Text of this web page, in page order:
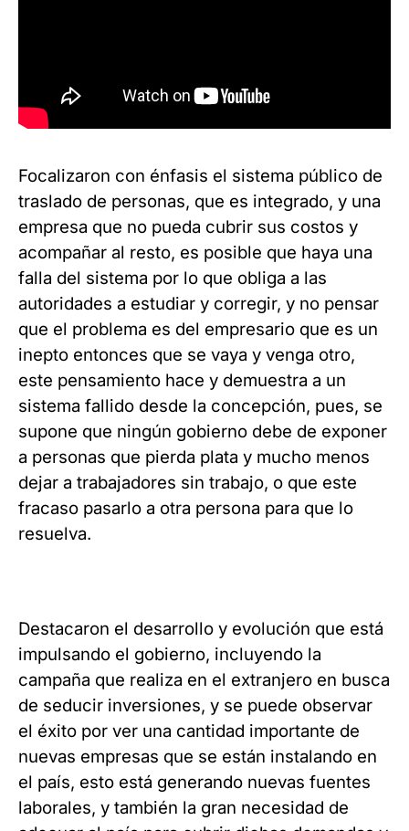
Focalizaron con énfasis el sistema público de
traslado de personas, que es integrado, y una
empresa que no pueda cubrir sus costos y
acompañar al resto, es posible que haya una
falla del sistema por lo que obliga a las
autoridades a estudiar y corregir, y no pensar
que el problema es del empresario que es un
inepto entonces que se vaya y venga otro,
este pensamiento hace y demuestra a un
sistema fallido desde la concepción, pues, se
supone que ningún gobierno debe de exponer
a personas que pierda plata y mucho menos
dejar a trabajadores sin trabajo, o que este
fracaso pasarlo a otra persona para que lo
resuelva.
Destacaron el desarrollo y evolución que está
impulsando el gobierno, incluyendo la
campaña que realiza en el extranjero en busca
de seducir inversiones, y se puede observar
el éxito por ver una cantidad importante de
nuevas empresas que se están instalando en
el país, esto está generando nuevas fuentes
laborales, y también la gran necesidad de